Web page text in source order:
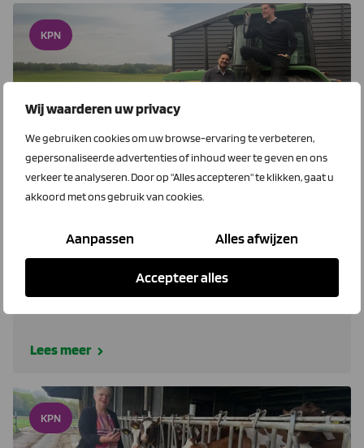
Wij waarderen uw privacy
We gebruiken cookies om uw browse-ervaring te verbeteren,
gepersonaliseerde advertenties of inhoud weer te geven en ons
verkeer te analyseren. Door op "Alles accepteren" te klikken, gaat u
akkoord met ons gebruik van cookies.
Aanpassen Alles afwijzen
Accepteer alles
KPN
4 februari 2026
Twee nieuwe adviseurs vraagbaak
Lucas en Niels. Zij beantwoorden al je vragen over
Lees meer
KPN